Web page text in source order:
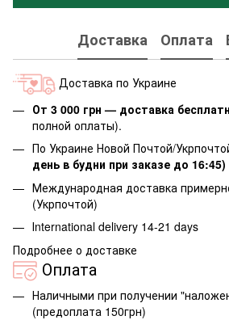
Доставка Оплата
Доставка по Украине
От 3 000 грн — доставка
полной оплаты).
По Украине Новой Почтой/
день в будни при заказе до 16:45)
Международная доставка
(Укрпочтой)
Іnternational delivery 14-21 days
Подробнее о доставке
Оплата
Наличными при получении
(предоплата 150грн)